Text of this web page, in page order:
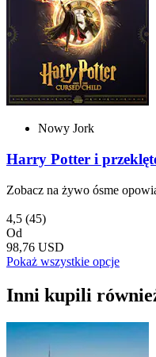
Nowy Jork
Harry Potter i
Zobacz na żywo ósme
4,5 (45)
Od
98,76 USD
Pokaż wszystkie opcje
Inni kupili